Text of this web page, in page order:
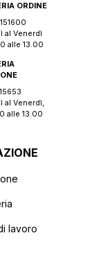
ORDINE
al Venerdì
alle 13.00
al Venerdì,
alle 13.00
lavoro